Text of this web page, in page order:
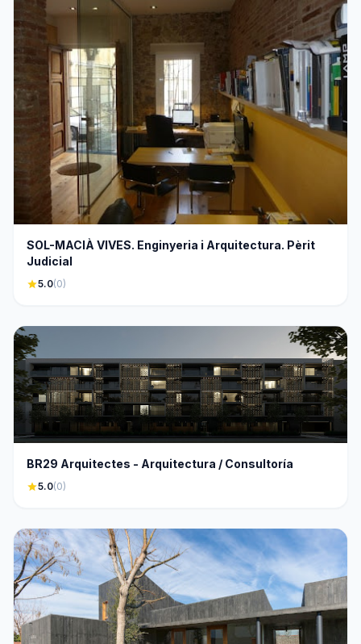
SOL-MACIÀ VIVES. Enginyeria i Arquitectura. Pèrit
Judicial
star5.0(0)
BR29 Arquitectes - Arquitectura / Consultoría
star5.0(0)